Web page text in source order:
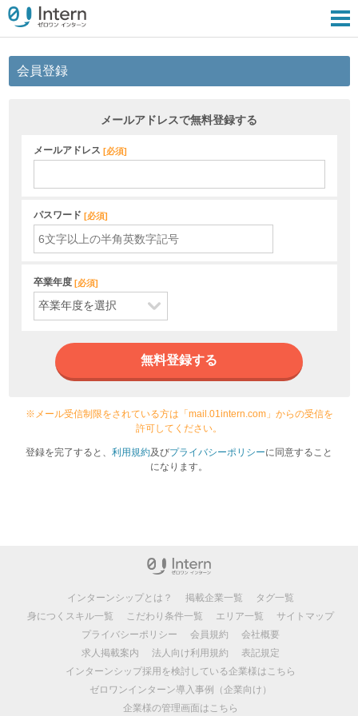
会員登録
メールアドレスで無料登録する
メールアドレス [必須]
パスワード [必須]
卒業年度 [必須]
無料登録する
※メール受信制限をされている方は「mail.01intern.com」からの受信を
許可してください。
登録を完了すると、 利用規約及びプライバシーポリシーに同意すること
になります。
インターンシップとは？ 掲載企業一覧
タグ一覧
身につくスキル一覧
こだわり条件一覧 エリア一覧
サイトマップ
プライバシーポリシー
会員規約
会社概要
求人掲載案内
法人向け利用規約
表記規定
インターンシップ採用を検討している企業様はこちら
ゼロワンインターン導入事例（企業向け）
企業様の管理画面はこちら